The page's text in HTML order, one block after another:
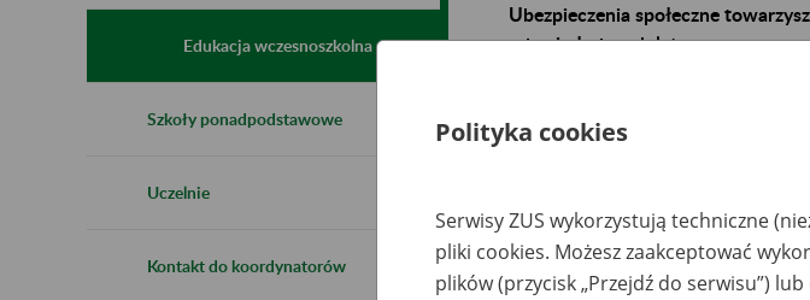
Edukacja wczesnoszkolna
Szkoły ponadpodstawowe
Uczelnie
Kontakt do koordynatorów
Ubezpieczenia społeczne
od najmłodszych lat.
organizujemy wycieczki do
społecznych i swojej pracy w
przygotowaliśmy kolorowankę
Skarbonka”.
Polityka cookies
Serwisy ZUS wykorzystują techniczne
pliki cookies. Możesz zaakceptować
plików (przycisk „Przejdź do serwisu”)